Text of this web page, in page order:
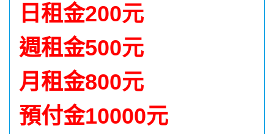
日租金200元
週租金500元
月租金800元
預付金10000元